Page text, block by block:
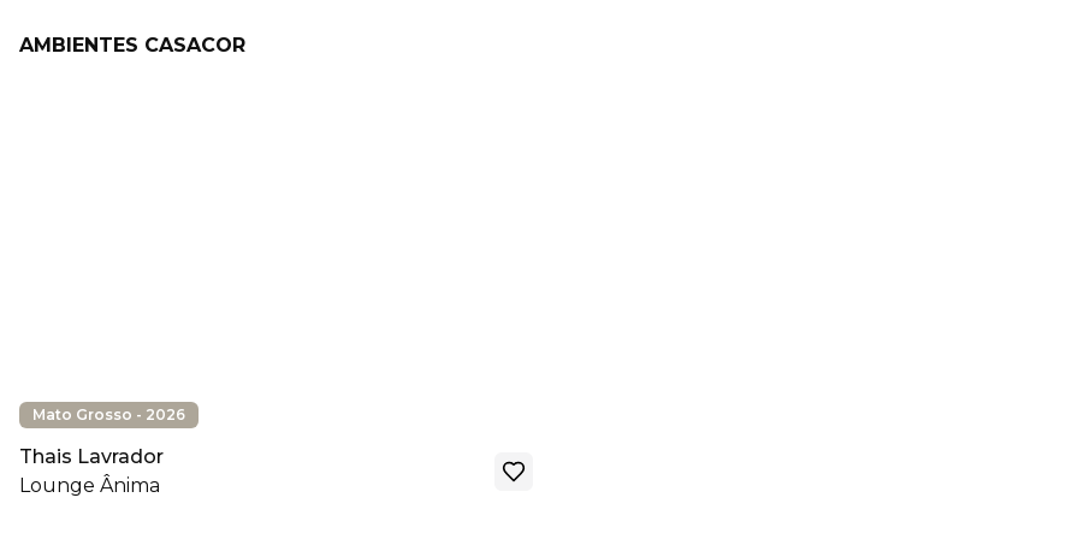
AMBIENTES CASACOR
Mato Grosso - 2026
Thais Lavrador
Lounge Ânima